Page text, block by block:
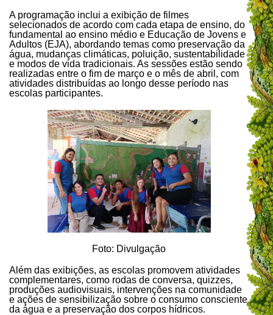
A programação inclui a exibição de filmes
selecionados de acordo com cada etapa de ensino, do
fundamental ao ensino médio e Educação de Jovens e
Adultos (EJA), abordando temas como preservação da
água, mudanças climáticas, poluição, sustentabilidade
e modos de vida tradicionais. As sessões estão sendo
realizadas entre o fim de março e o mês de abril, com
atividades distribuídas ao longo desse período nas
escolas participantes.
Foto: Divulgação
Além das exibições, as escolas promovem atividades
complementares, como rodas de conversa, quizzes,
produções audiovisuais, intervenções na comunidade
e ações de sensibilização sobre o consumo consciente
da água e a preservação dos corpos hídricos.